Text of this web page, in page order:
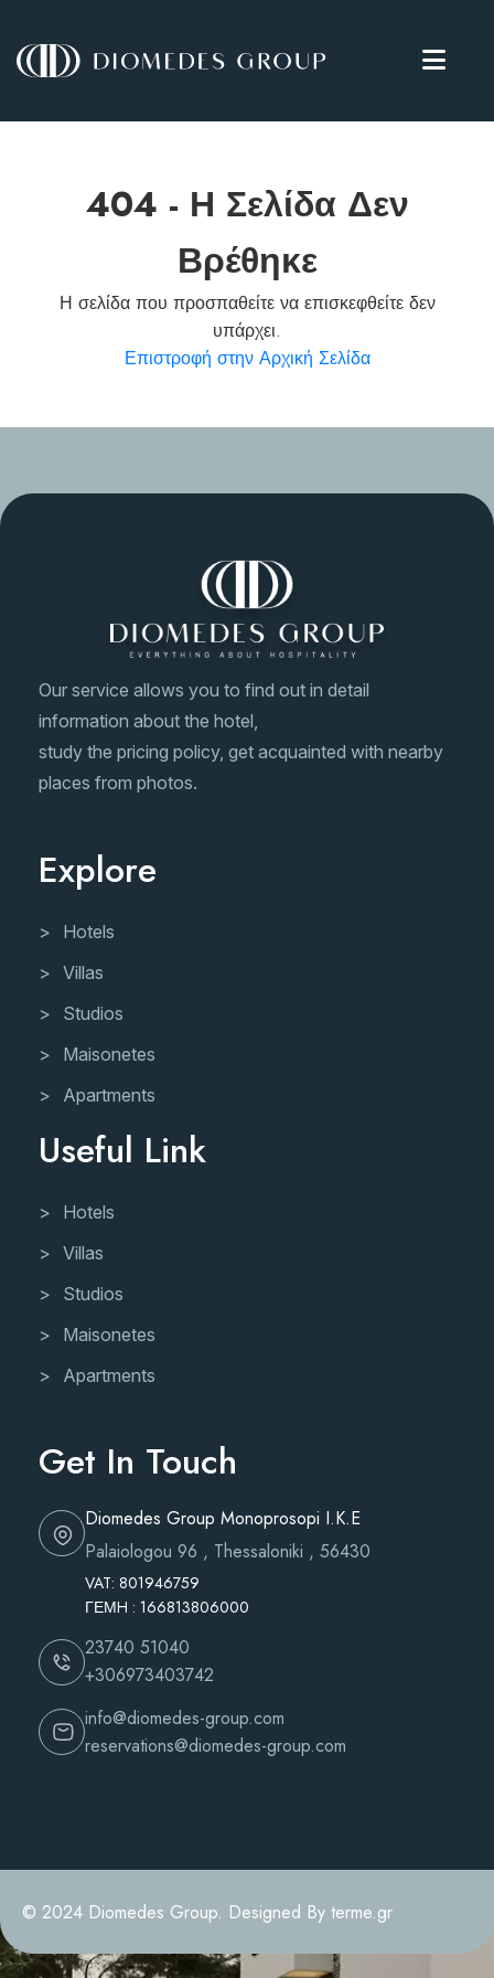
404 - Η Σελίδα Δεν
Βρέθηκε
Η σελίδα που προσπαθείτε να επισκεφθείτε δεν
υπάρχει.
Επιστροφή στην Αρχική Σελίδα
Our service allows you to find out in detail
information about the hotel,
study the pricing policy, get acquainted with nearby
places from photos.
Explore
Hotels
Villas
Studios
Maisonetes
Apartments
Useful Link
Hotels
Villas
Studios
Maisonetes
Apartments
Get In Touch
Diomedes Group Monoprosopi I.K.E
Palaiologou 96 , Thessaloniki , 56430
VAT: 801946759
ΓΕΜH : 166813806000
23740 51040
+306973403742
info@diomedes-group.com
reservations@diomedes-group.com
© 2024 Diomedes Group. Designed By terme.gr